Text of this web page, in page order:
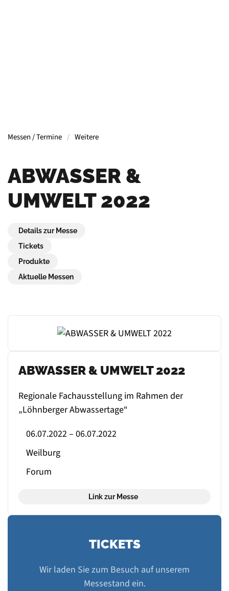
Messen / Termine Weitere
ABWASSER &
UMWELT 2022
Details zur Messe
Tickets
Produkte
Aktuelle Messen
ABWASSER & UMWELT 2022
Regionale Fachausstellung im Rahmen der
„Löhnberger Abwassertage“
06.07.2022 – 06.07.2022
Weilburg
Forum
Link zur Messe
TICKETS
Wir laden Sie zum Besuch auf unserem
Messestand ein.